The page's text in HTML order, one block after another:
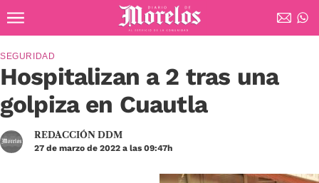
Diario de Morelos
Hospitalizan a 2 tras una
golpiza en Cuautla
SEGURIDAD
REDACCIÓN DDM
27 de marzo de 2022 a las 09:47h